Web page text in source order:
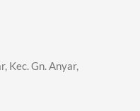
Kec. Gn. Anyar,